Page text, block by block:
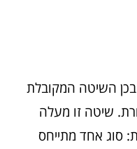
השיטה המקובלת
שיטה זו מעלה
סוג אחד מתייחס